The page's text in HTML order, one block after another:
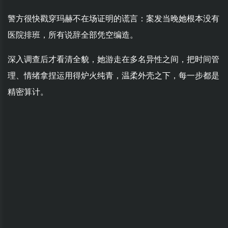
警方很快戳穿玛赫不在场证明的谎言：案发当晚她根本没有
医院排班，所有说辞全部凭空编造。
深入调查后才看清全貌，她游走在多名异性之间，把时间管
理、情绪拿捏运用得炉火纯青，温柔外壳之下，每一步都是
精密算计。